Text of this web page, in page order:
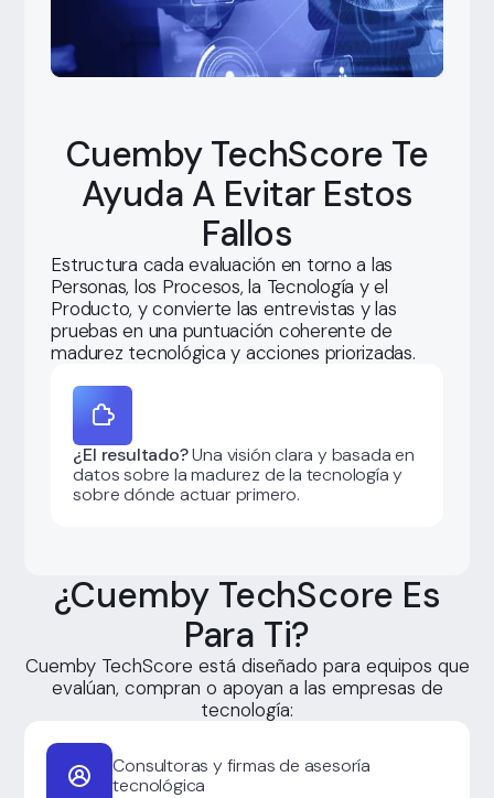
Cuemby TechScore Te
Ayuda A Evitar Estos
Fallos
Estructura cada evaluación en torno a las
Personas, los Procesos, la Tecnología y el
Producto, y convierte las entrevistas y las
pruebas en una puntuación coherente de
madurez tecnológica y acciones priorizadas.
¿El resultado?Una visión clara y basada en
datos sobre la madurez de la tecnología y
sobre dónde actuar primero.
¿Cuemby TechScore Es
Para Ti?
Cuemby TechScore está diseñado para equipos que
evalúan, compran o apoyan a las empresas de
tecnología:
Consultoras y firmas de asesoría
tecnológica